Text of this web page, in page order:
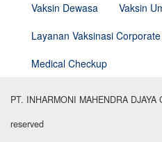
Vaksin Dewasa
Vaksin
Layanan Vaksinasi
Medical Checkup
PT. INHARMONI MAHENDRA
reserved